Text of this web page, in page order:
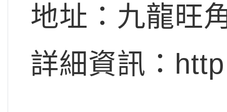
地址：九龍旺
詳細資訊：